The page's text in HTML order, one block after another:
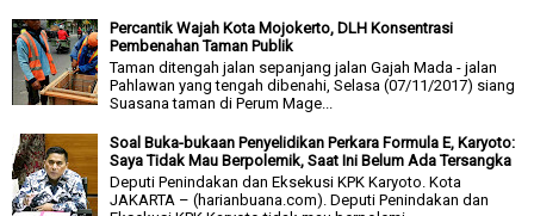
Percantik Wajah Kota Mojokerto, DLH Konsentrasi
Pembenahan Taman Publik
Taman ditengah jalan sepanjang jalan Gajah Mada - jalan
Pahlawan yang tengah dibenahi, Selasa (07/11/2017) siang
Suasana taman di Perum Mage...
Soal Buka-bukaan Penyelidikan Perkara Formula E, Karyoto:
Saya Tidak Mau Berpolemik, Saat Ini Belum Ada Tersangka
Deputi Penindakan dan Eksekusi KPK Karyoto. Kota
JAKARTA – (harianbuana.com). Deputi Penindakan dan